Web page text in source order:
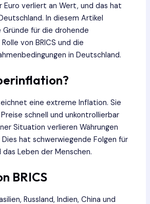
Euro verliert an Wert, und das hat
In diesem Artikel
für die drohende
von BRICS und die
in Deutschland.
eine extreme Inflation. Sie
schnell und unkontrollierbar
Situation verlieren Währungen
hat schwerwiegende Folgen für
Leben der Menschen.
BRICS
Russland, Indien, China und